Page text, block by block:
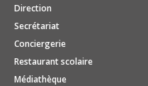
Direction
Secrétariat
Conciergerie
Restaurant scolaire
Médiathèque